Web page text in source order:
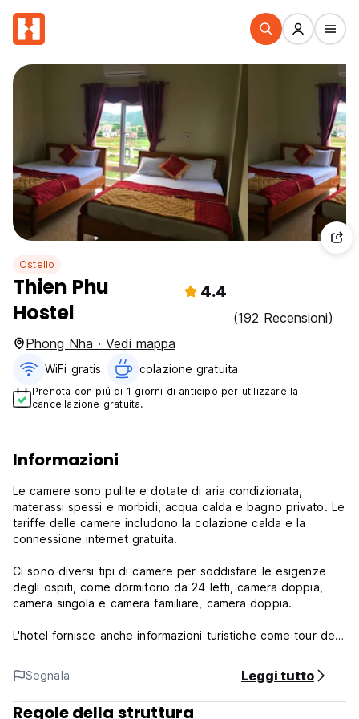
Ostello
Thien Phu
Hostel
4.4
(192 Recensioni)
Phong Nha · Vedi mappa
WiFi gratis colazione gratuita‎
Prenota con piú di 1 giorni di anticipo per utilizzare la
cancellazione gratuita.
Informazioni
Le camere sono pulite e dotate di aria condizionata,
materassi spessi e morbidi, acqua calda e bagno privato. Le
tariffe delle camere includono la colazione calda e la
connessione internet gratuita.
Ci sono diversi tipi di camere per soddisfare le esigenze
degli ospiti, come dormitorio da 24 letti, camera doppia,
camera singola e camera familiare, camera doppia.
L'hotel fornisce anche informazioni turistiche come tour del
Cave... o esplorazione del fiume Son in barca e
speleologia, tour del Parco Nazionale Trekking. L'ostello ha
anche fornito il servizio di pick up alla stazione ferroviaria o
all'aeroporto....
Segnala Leggi tutto
Regole della struttura